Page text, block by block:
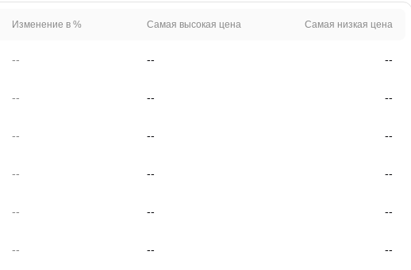
Изменение в % Самая высокая цена Самая низкая цена
-- -- --
-- -- --
-- -- --
-- -- --
-- -- --
-- -- --